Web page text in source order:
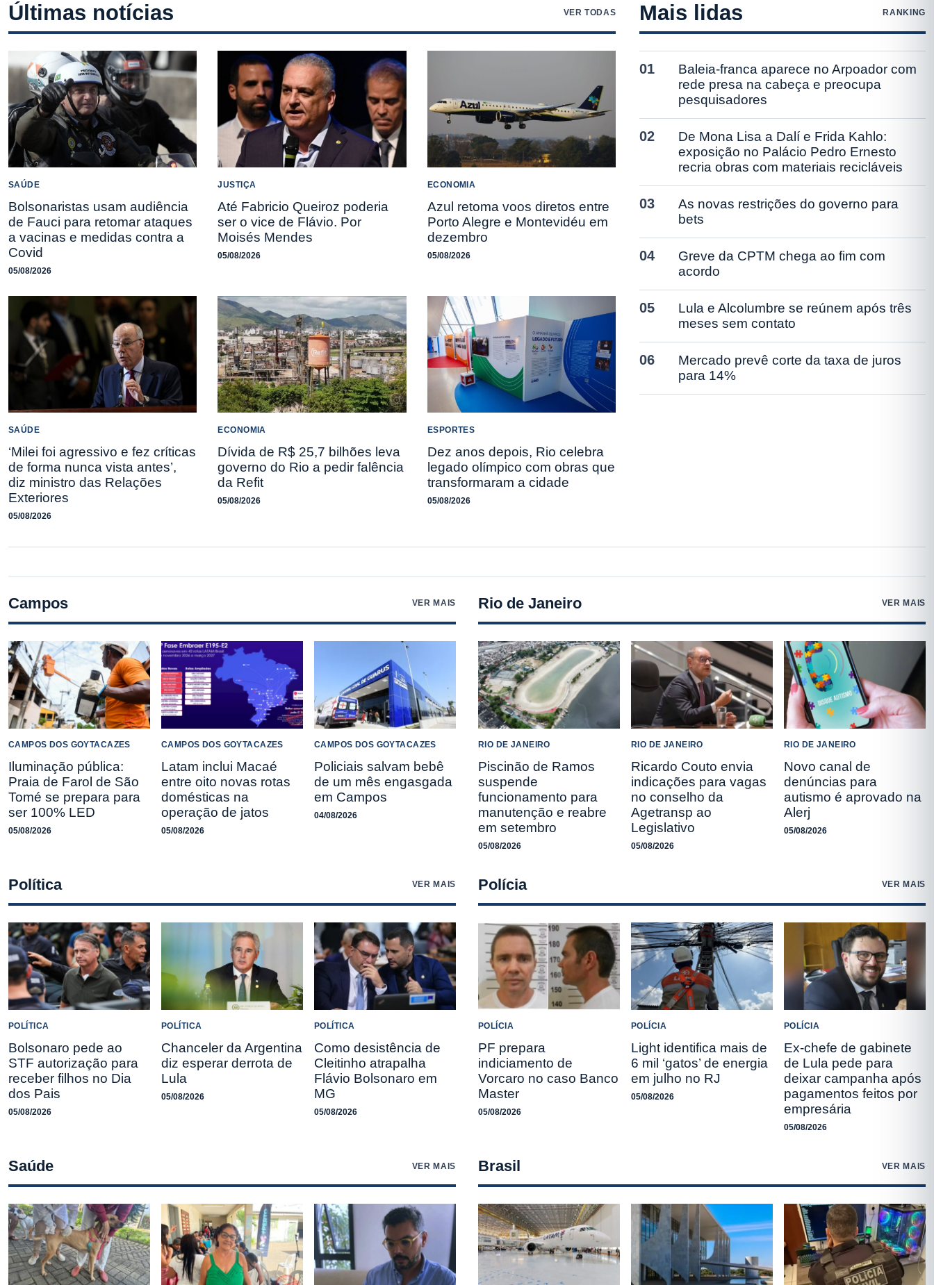
Últimas notícias VER TODAS
SAÚDE
Bolsonaristas usam audiência
de Fauci para retomar ataques
a vacinas e medidas contra a
Covid
05/08/2026
JUSTIÇA
Até Fabricio Queiroz poderia
ser o vice de Flávio. Por
Moisés Mendes
05/08/2026
ECONOMIA
Azul retoma voos diretos entre
Porto Alegre e Montevidéu em
dezembro
05/08/2026
SAÚDE
‘Milei foi agressivo e fez críticas
de forma nunca vista antes’,
diz ministro das Relações
Exteriores
05/08/2026
ECONOMIA
Dívida de R$ 25,7 bilhões leva
governo do Rio a pedir falência
da Refit
05/08/2026
ESPORTES
Dez anos depois, Rio celebra
legado olímpico com obras que
transformaram a cidade
05/08/2026
Mais lidas RANKING
01
Baleia-franca aparece no Arpoador com
rede presa na cabeça e preocupa
pesquisadores
02
De Mona Lisa a Dalí e Frida Kahlo:
exposição no Palácio Pedro Ernesto
recria obras com materiais recicláveis
03
As novas restrições do governo para
bets
04
Greve da CPTM chega ao fim com
acordo
05
Lula e Alcolumbre se reúnem após três
meses sem contato
06
Mercado prevê corte da taxa de juros
para 14%
Campos VER MAIS
CAMPOS DOS GOYTACAZES
Iluminação pública:
Praia de Farol de São
Tomé se prepara para
ser 100% LED
05/08/2026
CAMPOS DOS GOYTACAZES
Latam inclui Macaé
entre oito novas rotas
domésticas na
operação de jatos
05/08/2026
CAMPOS DOS GOYTACAZES
Policiais salvam bebê
de um mês engasgada
em Campos
04/08/2026
Rio de Janeiro VER MAIS
RIO DE JANEIRO
Piscinão de Ramos
suspende
funcionamento para
manutenção e reabre
em setembro
05/08/2026
RIO DE JANEIRO
Ricardo Couto envia
indicações para vagas
no conselho da
Agetransp ao
Legislativo
05/08/2026
RIO DE JANEIRO
Novo canal de
denúncias para
autismo é aprovado na
Alerj
05/08/2026
Política VER MAIS
POLÍTICA
Bolsonaro pede ao
STF autorização para
receber filhos no Dia
dos Pais
05/08/2026
POLÍTICA
Chanceler da Argentina
diz esperar derrota de
Lula
05/08/2026
POLÍTICA
Como desistência de
Cleitinho atrapalha
Flávio Bolsonaro em
MG
05/08/2026
Polícia VER MAIS
POLÍCIA
PF prepara
indiciamento de
Vorcaro no caso Banco
Master
05/08/2026
POLÍCIA
Light identifica mais de
6 mil ‘gatos’ de energia
em julho no RJ
05/08/2026
POLÍCIA
Ex-chefe de gabinete
de Lula pede para
deixar campanha após
pagamentos feitos por
empresária
05/08/2026
Saúde VER MAIS Brasil VER MAIS